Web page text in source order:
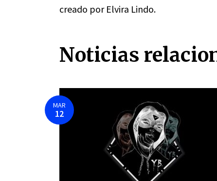
creado por Elvira Lindo.
Noticias
MAR
12